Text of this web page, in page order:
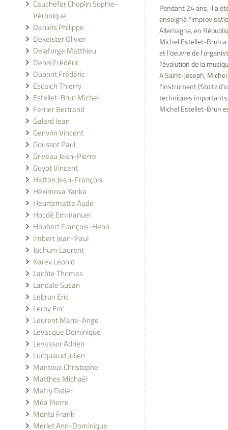
Cauchefer Choplin Sophie-
Véronique
Daniels Philippe
Dekeister Olivier
Delaforge Matthieu
Denis Frédéric
Dupont Frédéric
Escaich Thierry
Estellet-Brun Michel
Ferrier Bertrand
Galard Jean
Genvrin Vincent
Goussot Paul
Griveau Jean-Pierre
Guyot Vincent
Hatton Jean-François
Hékimova Yanka
Heurtematte Aude
Hocdé Emmanuel
Houbart François-Henri
Imbert Jean-Paul
Jochum Laurent
Karev Leonid
Lacôte Thomas
Landale Susan
Lebrun Eric
Leroy Eric
Leurent Marie-Ange
Levacque Dominique
Levassor Adrien
Lucquiaud Julien
Mantoux Christophe
Matthes Michaël
Matry Didier
Méa Pierre
Mento Frank
Merlet Ann-Dominique
Pendant 24 ans, il a
enseigné
Allemagne, en
Michel Estellet-Brun
et l'oeuvre de
l'évolution de la
A Saint-Joseph,
l'instrument (Stoltz
techniques
Michel Estellet-Brun